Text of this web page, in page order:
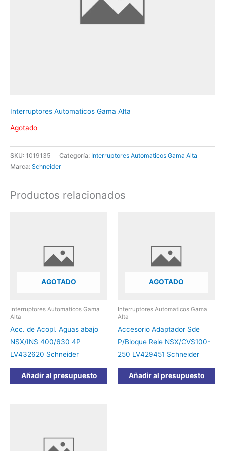
Interruptores Automaticos Gama Alta
Agotado
SKU: 1019135 Categoría: Interruptores Automaticos Gama Alta
Marca: Schneider
Productos relacionados
AGOTADO
Interruptores Automaticos Gama
Alta
Acc. de Acopl. Aguas abajo
NSX/INS 400/630 4P
LV432620 Schneider
Añadir al presupuesto
AGOTADO
Interruptores Automaticos Gama
Alta
Accesorio Adaptador Sde
P/Bloque Rele NSX/CVS100-
250 LV429451 Schneider
Añadir al presupuesto